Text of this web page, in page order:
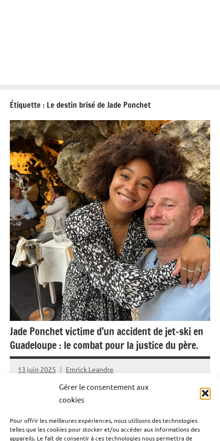
Gérer le consentement aux
cookies
Pour offrir les meilleures expériences, nous utilisons des technologies
telles que les cookies pour stocker et/ou accéder aux informations des
appareils. Le fait de consentir à ces technologies nous permettra de
Étiquette : Le destin brisé de Jade Ponchet
Jade Ponchet victime d’un accident de jet-ski en
Guadeloupe : le combat pour la justice du père.
13 juin 2025 Emrick Leandre
Le 5 août 2022, Jade Ponchet, 21 ans au moment des
était à l’arrêt lors d’une sortie encadrée à Port-Louis, en
Guadeloupe. Depuis, elle vit avec un handicap lourd. Son